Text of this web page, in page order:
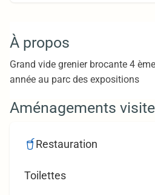
À propos
Grand vide grenier brocante 4
année au parc des expositions
Aménagements
Restauration
Toilettes